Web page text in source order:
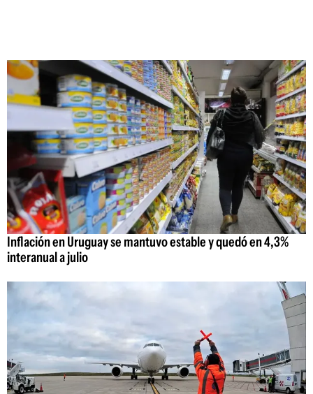
Inflación en Uruguay se mantuvo estable y quedó en 4,3%
interanual a julio